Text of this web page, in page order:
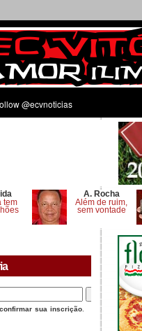
tem
A. Rocha
Além de ruim,
sem vontade
sua inscrição